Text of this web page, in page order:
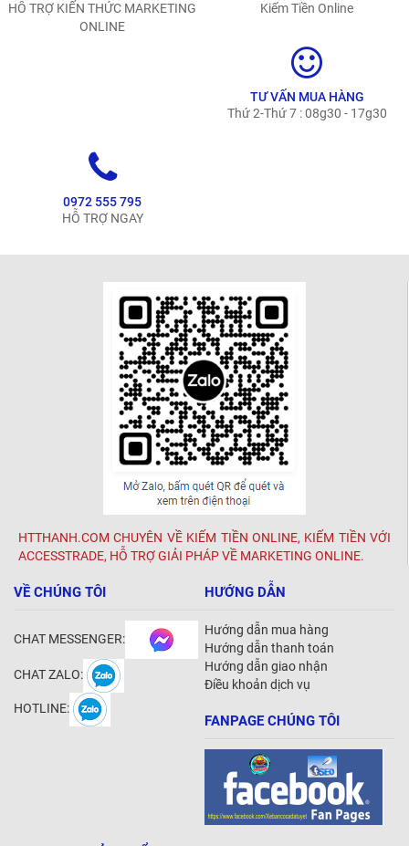
HỖ TRỢ KIẾN THỨC MARKETING
ONLINE
Kiếm Tiền Online
TƯ VẤN MUA HÀNG
Thứ 2-Thứ 7 : 08g30 - 17g30
0972 555 795
HỖ TRỢ NGAY
HTTHANH.COM CHUYÊN VỀ KIẾM TIỀN ONLINE, KIẾM TIỀN VỚI
ACCESSTRADE, HỖ TRỢ GIẢI PHÁP VỀ MARKETING ONLINE.
VỀ CHÚNG TÔI
CHAT MESSENGER:
CHAT ZALO:
HOTLINE:
HƯỚNG DẪN
Hướng dẫn mua hàng
Hướng dẫn thanh toán
Hướng dẫn giao nhận
Điều khoản dịch vụ
FANPAGE CHÚNG TÔI